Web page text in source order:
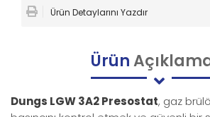
Ürün Detaylarını Yazdır
Ürün
Dungs LGW 3A2 Presostat, gaz